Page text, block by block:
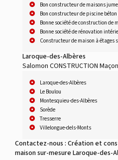
Bon constructeur de maisons
Bon constructeur de piscine
Bonne société de construction de
Bonne société de rénovation
Constructeur de maison à étages
Laroque-des-Albères
Salomon CONSTRUCTION
Laroque-des-Albères
Le Boulou
Montesquieu-des-Albères
Sorède
Tresserre
Villelongue-dels-Monts
Contactez-nous : Création et
maison sur-mesure Laroque-des-